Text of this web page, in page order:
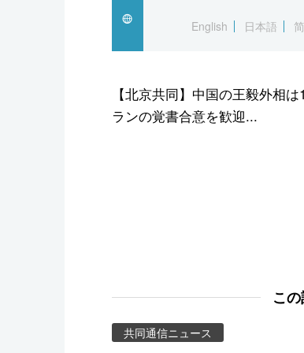
スポーツ・東京2020English
日本語
【北京共同】中国の王毅外相
ランの覚書合意を歓迎...
こ
共同通信ニュース